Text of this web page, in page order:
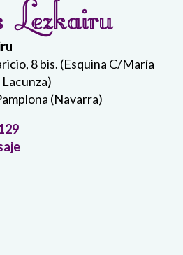
8 bis. (Esquina C/María
Lacunza)
(Navarra)